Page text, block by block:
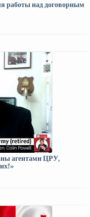
работы над договорным
агентами ЦРУ,